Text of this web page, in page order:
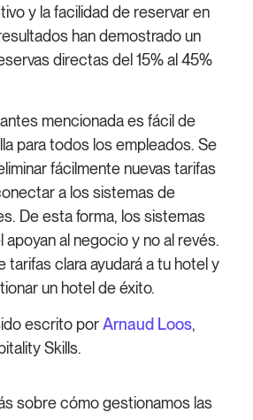
y la facilidad de reservar en
han demostrado un
directas del 15% al 45%
mencionada es fácil de
para todos los empleados. Se
fácilmente nuevas tarifas
a los sistemas de
De esta forma, los sistemas
apoyan al negocio y no al revés.
tarifas clara ayudará a tu hotel y
un hotel de éxito.
escrito porArnaud Loos,
Skills.
sobre cómo gestionamos las